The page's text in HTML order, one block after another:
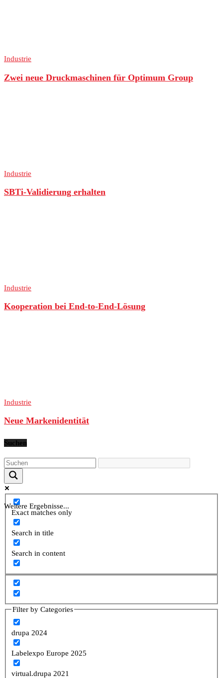
Industrie
Zwei neue Druckmaschinen für Optimum Group
Industrie
SBTi-Validierung erhalten
Industrie
Kooperation bei End-to-End-Lösung
Industrie
Neue Markenidentität
Suchen
Weitere Ergebnisse...
Exact matches only
Search in title
Search in content
Filter by Categories
drupa 2024
Labelexpo Europe 2025
virtual.drupa 2021